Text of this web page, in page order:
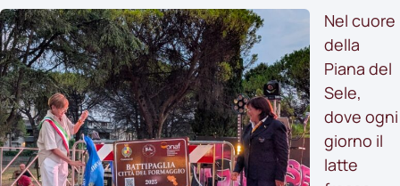
Nel cuore
della
Piana del
Sele,
dove ogni
giorno il
latte